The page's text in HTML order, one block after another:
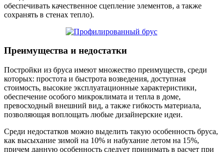
обеспечивать качественное сцепление элементов, а также
сохранять в стенах тепло).
Преимущества и недостатки
Постройки из бруса имеют множество преимуществ, среди
которых: простота и быстрота возведения, доступная
стоимость, высокие эксплуатационные характеристики,
обеспечение особого микроклимата и тепла в доме,
превосходный внешний вид, а также гибкость материала,
позволяющая воплощать любые дизайнерские идеи.
Среди недостатков можно выделить такую особенность бруса,
как высыхание зимой на 10% и набухание летом на 15%,
причем данную особенность следует принимать в расчет при